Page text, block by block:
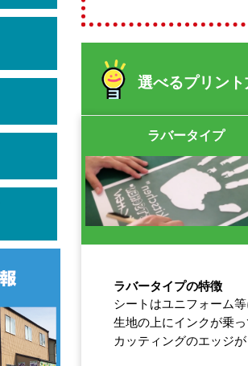
選べるプリン
ラバータイプ
ラバータイプの特徴
シートはユニフォーム
生地の上にインクが乗
カッティングのエッジ